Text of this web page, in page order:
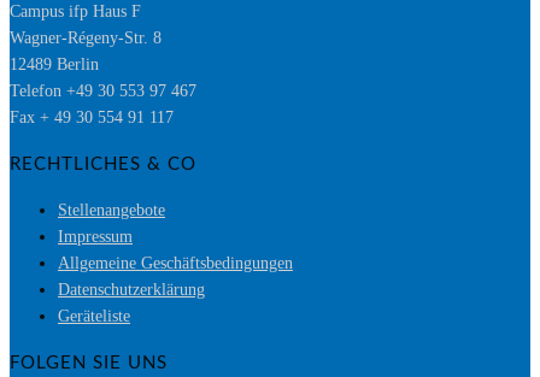
Campus ifp Haus F
Wagner-Régeny-Str. 8
12489 Berlin
Telefon +49 30 553 97 467
Fax + 49 30 554 91 117
RECHTLICHES & CO
Stellenangebote
Impressum
Allgemeine Geschäftsbedingungen
Datenschutzerklärung
Geräteliste
FOLGEN SIE UNS